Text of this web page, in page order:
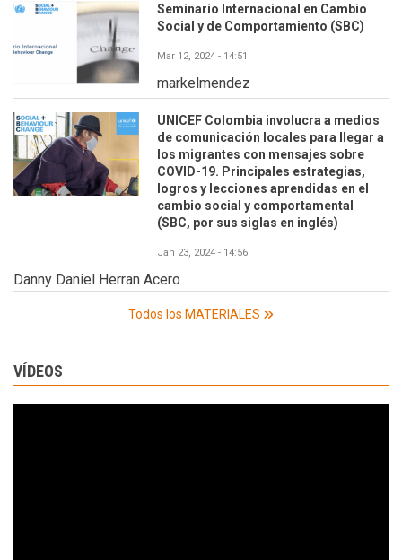
Seminario Internacional en Cambio
Social y de Comportamiento (SBC)
Mar 12, 2024 - 14:51
markelmendez
UNICEF Colombia involucra a medios
de comunicación locales para llegar a
los migrantes con mensajes sobre
COVID-19. Principales estrategias,
logros y lecciones aprendidas en el
cambio social y comportamental
(SBC, por sus siglas en inglés)
Jan 23, 2024 - 14:56
Danny Daniel Herran Acero
Todos los MATERIALES
VÍDEOS